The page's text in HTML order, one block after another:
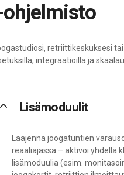
ohjelmisto
retriittikeskuksesi
integraatioilla ja
keyboard_arrow_up Lisämoduulit
Laajenna joogatuntien
reaaliajassa – aktivoi yhdellä
lisämoduulia (esim.